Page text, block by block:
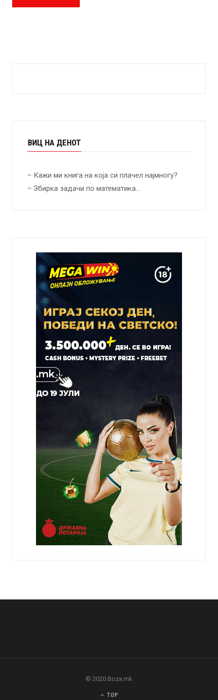
ВИЦ НА ДЕНОТ
– Кажи ми книга на која си плачел најмногу?
– Збирка задачи по математика…
© 2020 Boza.mk
TOP